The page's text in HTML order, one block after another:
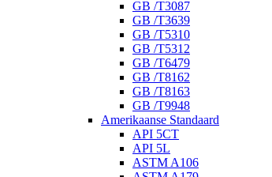
GB /T3087
GB /T3639
GB /T5310
GB /T5312
GB /T6479
GB /T8162
GB /T8163
GB /T9948
Amerikaanse Standaard
API 5CT
API 5L
ASTM A106